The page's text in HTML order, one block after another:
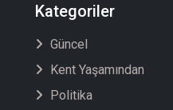
Kategoriler
Güncel
Kent Yaşamından
Politika